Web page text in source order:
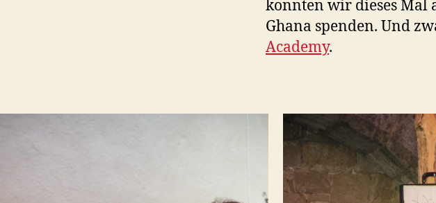
konnten wir dieses Mal
Ghana spenden. Und
Academy.